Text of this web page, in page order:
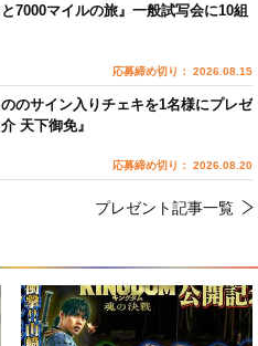
7000マイルの旅』一般試写会に10組
応募締め切り： 2026.08.15
のサイン入りチェキを1名様にプレゼ
天下御免』
応募締め切り： 2026.08.20
プレゼント記事一覧